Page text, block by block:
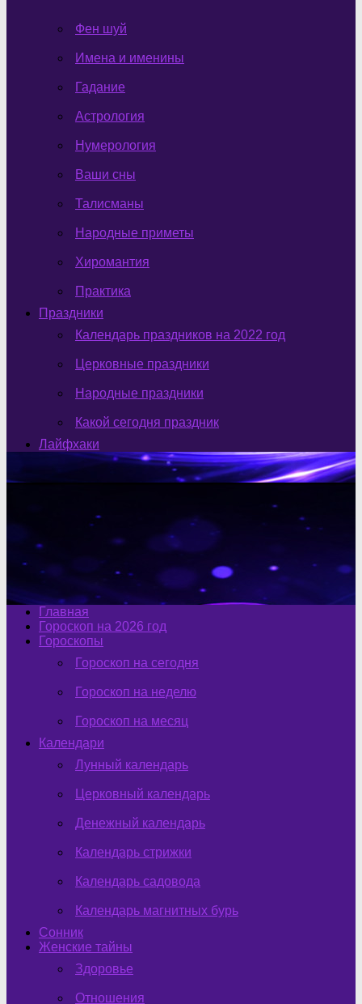
Фен шуй
Имена и именины
Гадание
Астрология
Нумерология
Ваши сны
Талисманы
Народные приметы
Хиромантия
Практика
Праздники
Календарь праздников на 2022 год
Церковные праздники
Народные праздники
Какой сегодня праздник
Лайфхаки
Главная
Гороскоп на 2026 год
Гороскопы
Гороскоп на сегодня
Гороскоп на неделю
Гороскоп на месяц
Календари
Лунный календарь
Церковный календарь
Денежный календарь
Календарь стрижки
Календарь садовода
Календарь магнитных бурь
Сонник
Женские тайны
Здоровье
Отношения